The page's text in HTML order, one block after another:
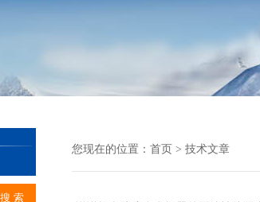
您现在的位置： 首页 > 技术文章